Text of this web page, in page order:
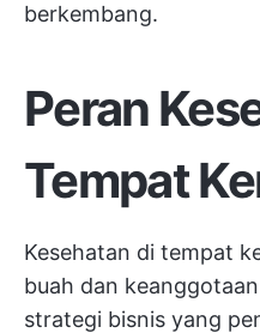
berkembang.
Peran
Tempat
Kesehatan di tempat
buah dan
strategi bisnis yang